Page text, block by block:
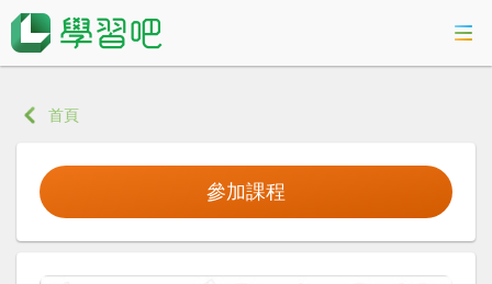
活動專區
首頁
參加課程